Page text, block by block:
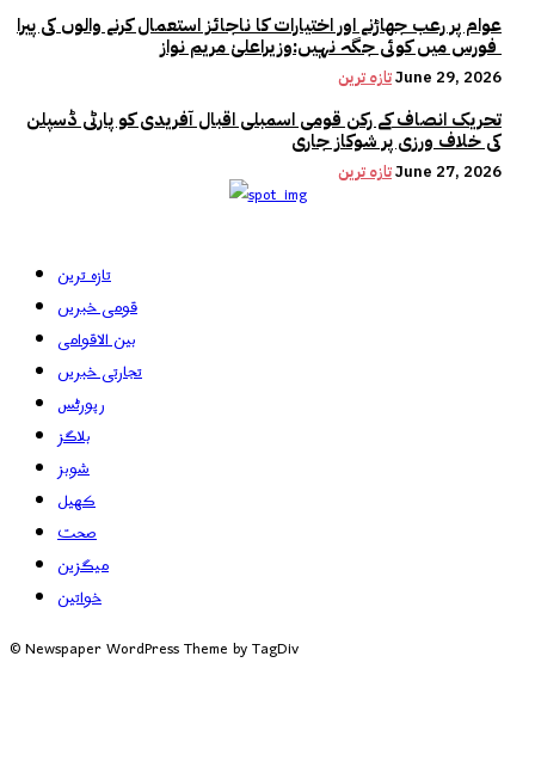
عوام پر رعب جھاڑنے اور اختیارات کا ناجائز استعمال کرنے والوں کی پیرا
تازہ ترینJune 29, 2026
تحریک انصاف کے رکن قومی اسمبلی اقبال آفریدی کو پارٹی ڈسپلن
کی خلاف ورزی پر شوکاز جاری
تازہ ترینJune 27, 2026
تازہ ترین
قومی خبریں
بین الاقوامی
تجارتی خبریں
رپورٹس
بلاگز
شوبز
کھیل
صحت
میگزین
خواتین
© Newspaper WordPress Theme by TagDiv